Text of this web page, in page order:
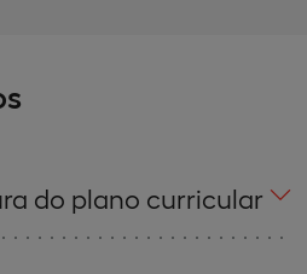
do plano curricular